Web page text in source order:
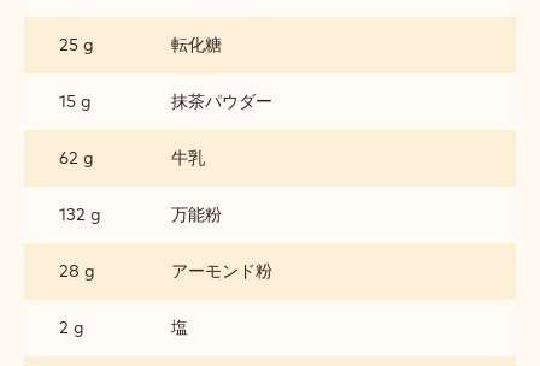
25 g 転化糖
15 g 抹茶パウダー
62 g 牛乳
132 g 万能粉
28 g アーモンド粉
2 g 塩